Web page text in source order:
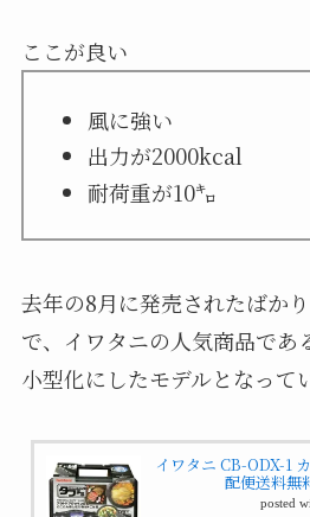
ここが良い
風に強い
出力が2000kcal
耐荷重が10㌔
去年の8月に発売されたばか
で、イワタニの人気商品であ
小型化にしたモデルとなって
イワタニ CB-ODX-1
配便送料無
posted